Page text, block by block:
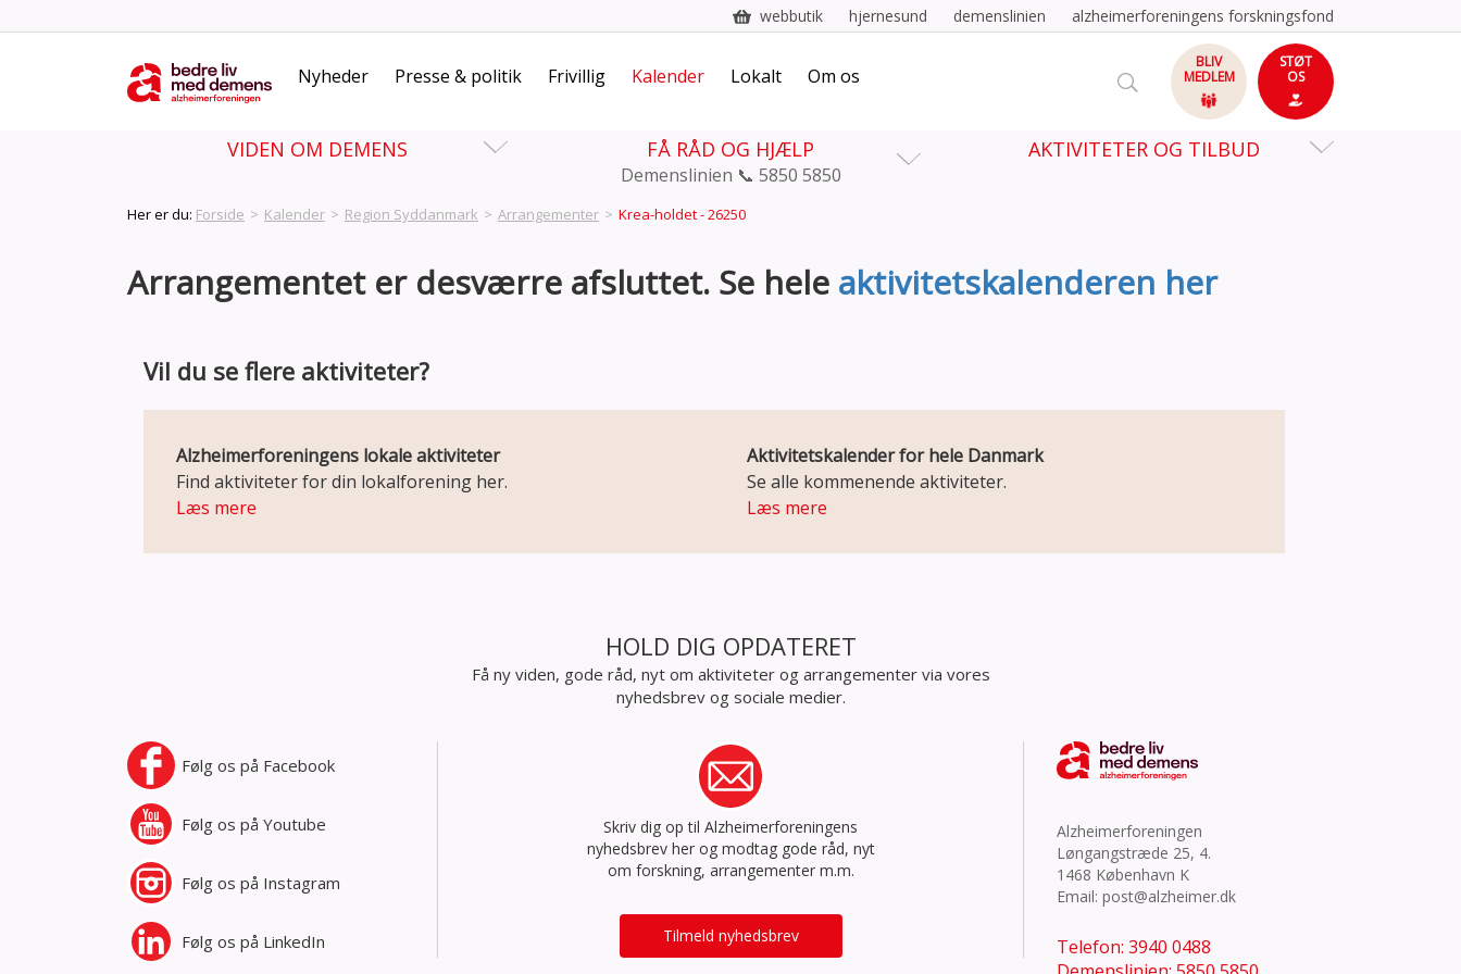
webbutik hjernesund demenslinien alzheimerforeningens forskningsfond
Nyheder Presse & politik Frivillig Kalender Lokalt Om os
BLIV
MEDLEM
STØT
OS
VIDEN OM DEMENS FÅ RÅD OG HJÆLP
Demenslinien 📞 5850 5850
AKTIVITETER OG TILBUD
Her er du: Forside > Kalender > Region Syddanmark > Arrangementer > Krea-holdet - 26250
Arrangementet er desværre afsluttet. Se hele aktivitetskalenderen her
Vil du se flere aktiviteter?
Alzheimerforeningens lokale aktiviteter
Find aktiviteter for din lokalforening her.
Læs mere
Aktivitetskalender for hele Danmark
Se alle kommenende aktiviteter.
Læs mere
HOLD DIG OPDATERET
Få ny viden, gode råd, nyt om aktiviteter og arrangementer via vores
nyhedsbrev og sociale medier.
Skriv dig op til Alzheimerforeningens
nyhedsbrev her og modtag gode råd, nyt
om forskning, arrangementer m.m.
Tilmeld nyhedsbrev
Følg os på Facebook
Følg os på Youtube
Følg os på Instagram
Følg os på LinkedIn
Alzheimerforeningen
Løngangstræde 25, 4.
1468 København K
Email: post@alzheimer.dk
Telefon: 3940 0488